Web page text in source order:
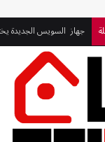
مندور ورئيس جهاز القرى